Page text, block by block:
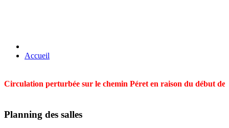
Accueil
Circulation perturbée sur le chemin Péret en raison du début
Planning des salles